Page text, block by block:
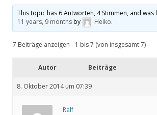
This topic has 6 Antworten, 4 Stimmen, and
11 years, 9 monthsby Heiko.
7 Beiträge anzeigen - 1 bis 7 (von insgesamt 7)
Autor Beiträge
8. Oktober 2014 um 07:39
Ralf